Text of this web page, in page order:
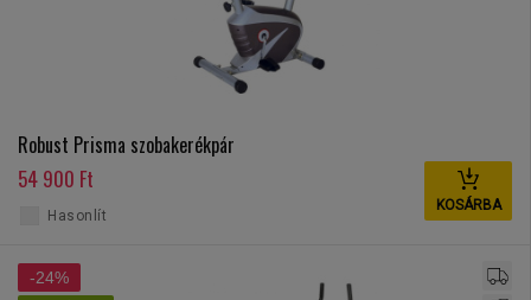
Robust Prisma szobakerékpár
54 900 Ft
KOSÁRBA
Hasonlít
-24%